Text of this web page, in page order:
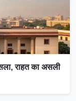
राहत का असली